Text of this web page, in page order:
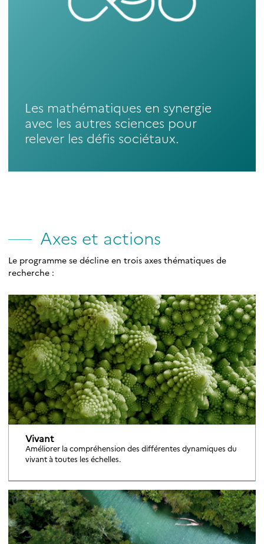
Les mathématiques en synergie
avec les autres sciences pour
relever les défis sociétaux.
Axes et actions
Le programme se décline en trois axes thématiques de
recherche :
Vivant
Améliorer la compréhension des différentes dynamiques du
vivant à toutes les échelles.